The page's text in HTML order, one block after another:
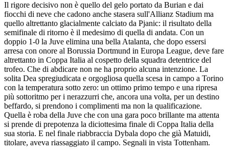
Il rigore decisivo non è quello del gelo portato da Burian e dai
fiocchi di neve che cadono anche stasera sull'Allianz Stadium ma
quello altrettanto glacialmente calciato da Pjanic: il risultato della
semifinale di ritorno è il medesimo di quella di andata. Con un
doppio 1-0 la Juve elimina una bella Atalanta, che dopo essersi
arresa con onore al Borussia Dortmund in Europa League, deve fare
altrettanto in Coppa Italia al cospetto della squadra detentrice del
trofeo. Che di abdicare non ne ha proprio alcuna intenzione. La
solita Dea spregiudicata e orgogliosa quella scesa in campo a Torino
con la temperatura sotto zero: un ottimo primo tempo e una ripresa
più sottoritmo per i nerazzurri che, ancora una volta, per un destino
beffardo, si prendono i complimenti ma non la qualificazione.
Quella è roba della Juve che con una gara poco brillante ma attenta
si prende di prepotenza la diciottesima finale di Coppa Italia della
sua storia. E nel finale riabbraccia Dybala dopo che già Matuidi,
titolare, aveva riassaggiato il campo. Segnali in vista Tottenham.